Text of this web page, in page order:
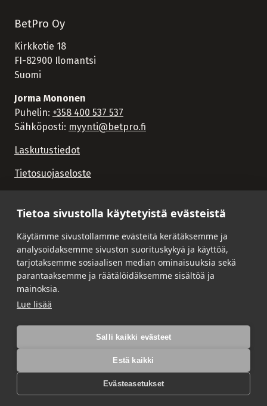
Tietoa sivustolla käytetyistä evästeistä
Käytämme sivustollamme evästeitä kerätäksemme ja
analysoidaksemme sivuston suorituskykyä ja käyttöä,
tarjotaksemme sosiaalisen median ominaisuuksia sekä
parantaaksemme ja räätälöidäksemme sisältöä ja
mainoksia.
Lue lisää
Salli kaikki evästeet
Estä kaikki
Evästeasetukset
BetPro Oy
Kirkkotie 18
FI-82900 Ilomantsi
Suomi
Jorma Mononen
Puhelin: +358 400 537 537
Sähköposti: myynti@betpro.fi
Laskutustiedot
Tietosuojaseloste